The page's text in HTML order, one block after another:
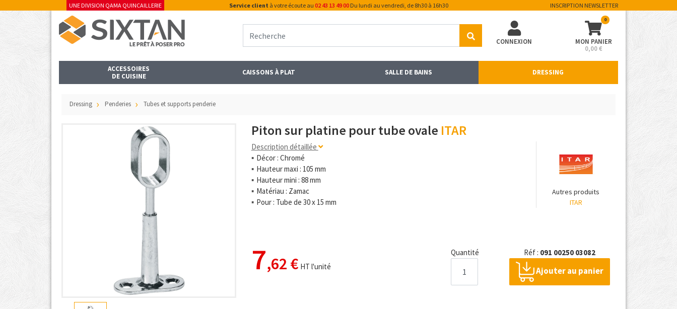
UNE DIVISION QAMA QUINCAILLERIE Service client à votre écoute au 02 43 13 49 00Du lundi au vendredi, de 8h30 à 16h30 INSCRIPTION NEWSLETTER
CONNEXION
0
MON PANIER
0,00 €
ACCESSOIRES
DE CUISINE
CAISSONS À PLAT SALLE DE BAINS DRESSING
Dressing Penderies Tubes et supports penderie
Piton sur platine pour tube ovale ITAR
Description détaillée
Décor : Chromé
Hauteur maxi : 105 mm
Hauteur mini : 88 mm
Matériau : Zamac
Pour : Tube de 30 x 15 mm
Autres produits
ITAR
7,62 € HT l'unité
Quantité Réf : 091 00250 03082
Ajouter au panier